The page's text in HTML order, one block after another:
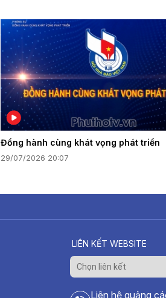
Đồng hành cùng khát vọng phát triển
29/07/2026 20:07
LIÊN KẾT WEBSITE
Liên hệ quảng